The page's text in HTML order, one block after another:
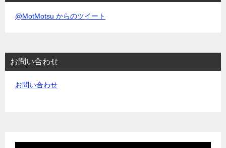
@MotMotsu からのツイート
お問い合わせ
お問い合わせ